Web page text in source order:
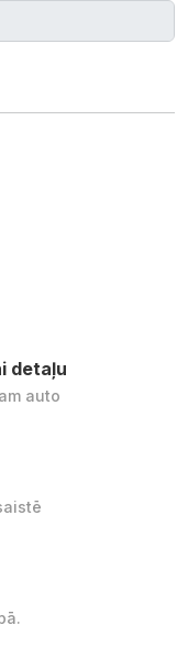
detaļu
auto